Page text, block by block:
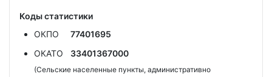
Коды статистики
ОКПО
77401695
ОКАТО
33401367000
(Сельские населенные пункты, административно